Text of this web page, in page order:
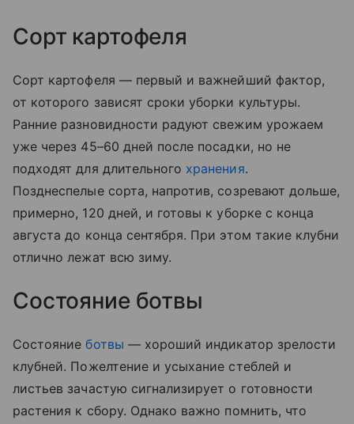
Сорт картофеля
Сорт картофеля — первый и важнейший фактор,
от которого зависят сроки уборки культуры.
Ранние разновидности радуют свежим урожаем
уже через 45–60 дней после посадки, но не
подходят для длительного хранения.
Позднеспелые сорта, напротив, созревают дольше,
примерно, 120 дней, и готовы к уборке с конца
августа до конца сентября. При этом такие клубни
отлично лежат всю зиму.
Состояние ботвы
Состояниеботвы — хороший индикатор зрелости
клубней. Пожелтение и усыхание стеблей и
листьев зачастую сигнализирует о готовности
растения к сбору. Однако важно помнить, что